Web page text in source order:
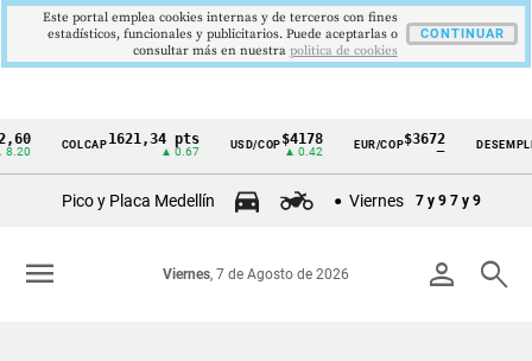
Cintillo
Colombia
COLCAP1621,34 pts
▲ 0.67
USD/COP$4178
▲ 0.42
EUR/COP$3672 DESEMPLEO
▼
Pico y Placa Medellín Viernes 7 y 9 7 y 9
person search
Viernes, 7 de Agosto de 2026
menu
Este portal emplea cookies internas y de terceros con fines
estadísticos, funcionales y publicitarios. Puede aceptarlas o
consultar más en nuestra politica de cookies
CONTINUAR